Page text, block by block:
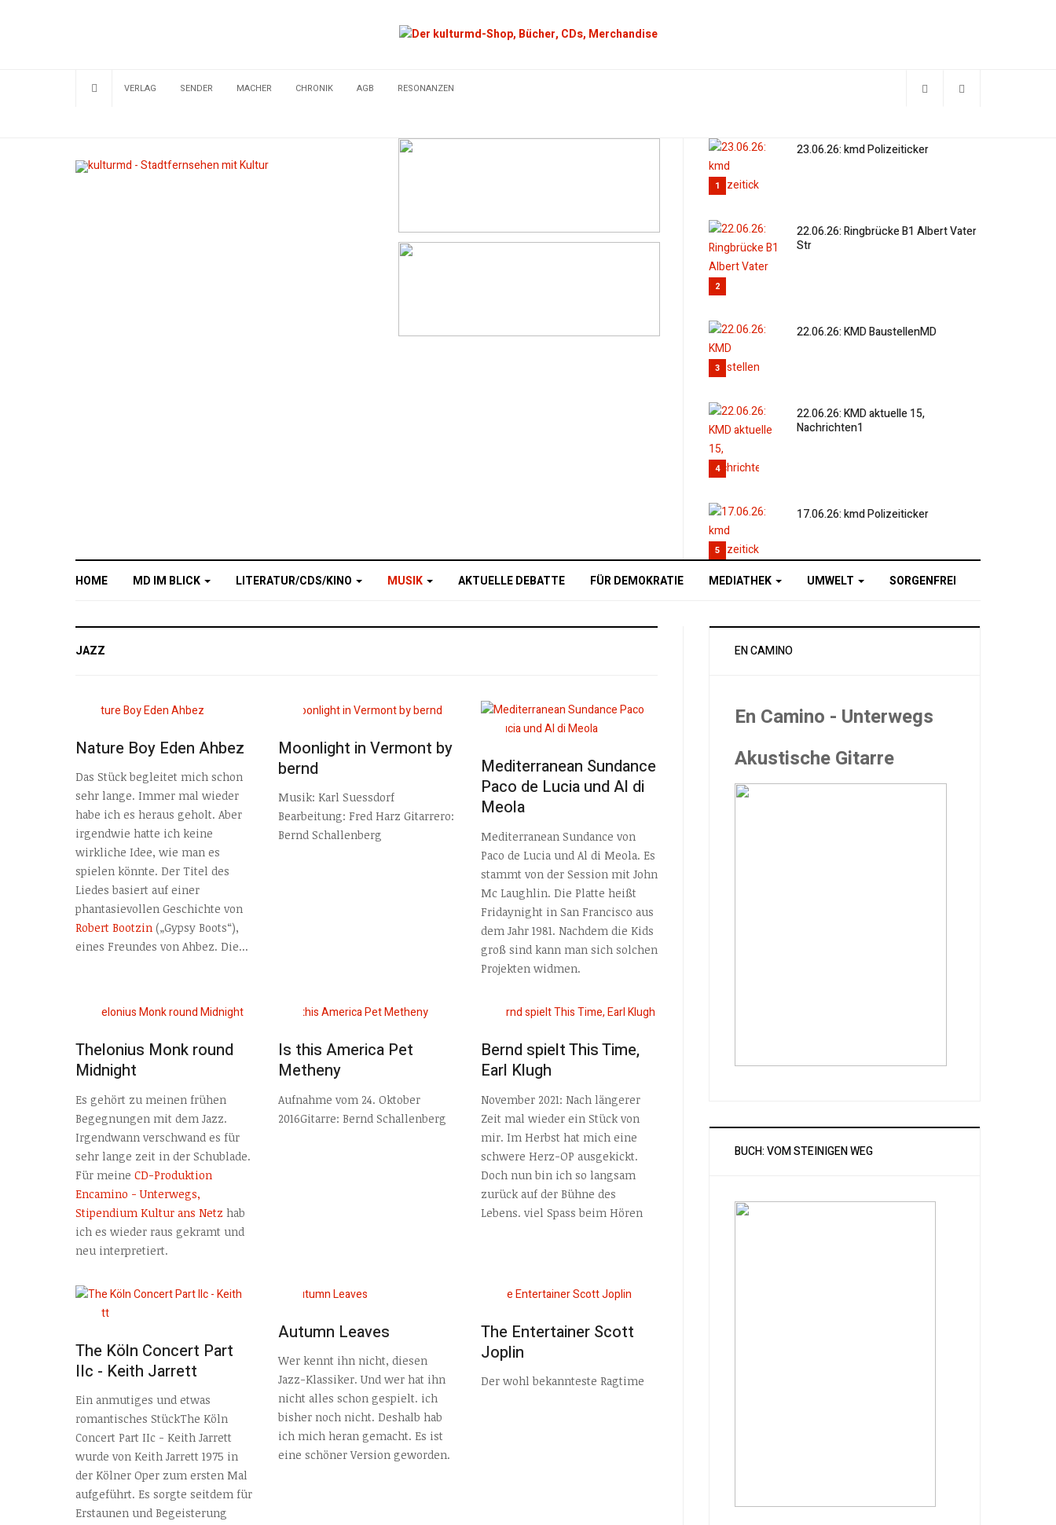
VERLAG SENDER MACHER CHRONIK AGB RESONANZEN
1
23.06.26: kmd Polizeiticker
2
22.06.26: Ringbrücke B1 Albert Vater
Str
3
22.06.26: KMD BaustellenMD
4
22.06.26: KMD aktuelle 15,
Nachrichten1
5
17.06.26: kmd Polizeiticker
HOME MD IM BLICK LITERATUR/CDS/KINO MUSIK AKTUELLE DEBATTE FÜR DEMOKRATIE MEDIATHEK UMWELT SORGENFREI
JAZZ
Nature Boy Eden Ahbez
Das Stück begleitet mich schon
sehr lange. Immer mal wieder
habe ich es heraus geholt. Aber
irgendwie hatte ich keine
wirkliche Idee, wie man es
spielen könnte. Der Titel des
Liedes basiert auf einer
phantasievollen Geschichte von
Robert Bootzin („Gypsy Boots“),
eines Freundes von Ahbez. Die...
Moonlight in Vermont by
bernd
Musik: Karl Suessdorf
Bearbeitung: Fred Harz Gitarrero:
Bernd Schallenberg
Mediterranean Sundance
Paco de Lucia und Al di
Meola
Mediterranean Sundance von
Paco de Lucia und Al di Meola. Es
stammt von der Session mit John
Mc Laughlin. Die Platte heißt
Fridaynight in San Francisco aus
dem Jahr 1981. Nachdem die Kids
groß sind kann man sich solchen
Projekten widmen.
Thelonius Monk round
Midnight
Es gehört zu meinen frühen
Begegnungen mit dem Jazz.
Irgendwann verschwand es für
sehr lange zeit in der Schublade.
Für meine CD-Produktion
Encamino - Unterwegs,
Stipendium Kultur ans Netz hab
ich es wieder raus gekramt und
neu interpretiert.
Is this America Pet
Metheny
Aufnahme vom 24. Oktober
2016Gitarre: Bernd Schallenberg
Bernd spielt This Time,
Earl Klugh
November 2021: Nach längerer
Zeit mal wieder ein Stück von
mir. Im Herbst hat mich eine
schwere Herz-OP ausgekickt.
Doch nun bin ich so langsam
zurück auf der Bühne des
Lebens. viel Spass beim Hören
The Köln Concert Part
IIc - Keith Jarrett
Ein anmutiges und etwas
romantisches StückThe Köln
Concert Part IIc - Keith Jarrett
wurde von Keith Jarrett 1975 in
der Kölner Oper zum ersten Mal
aufgeführt. Es sorgte seitdem für
Erstaunen und Begeisterung
Autumn Leaves
Wer kennt ihn nicht, diesen
Jazz-Klassiker. Und wer hat ihn
nicht alles schon gespielt. ich
bisher noch nicht. Deshalb hab
ich mich heran gemacht. Es ist
eine schöner Version geworden.
The Entertainer Scott
Joplin
Der wohl bekannteste Ragtime
EN CAMINO
En Camino - Unterwegs
Akustische Gitarre
BUCH: VOM STEINIGEN WEG